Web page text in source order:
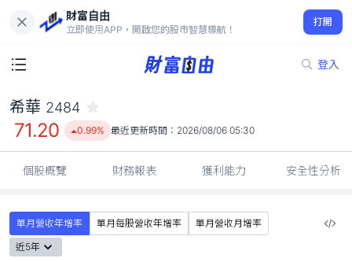
財富自由
立即使用APP，開啟您的股市智慧導航！
打開
登入
71.20
0.99%
希華 2484
71.20 0.99% 最近更新時間： 2026/08/06 05:30
個股概覽 財務報表 獲利能力 安全性分析
單月營收年增率 單月每股營收年增率
單月營收月增率
近5年